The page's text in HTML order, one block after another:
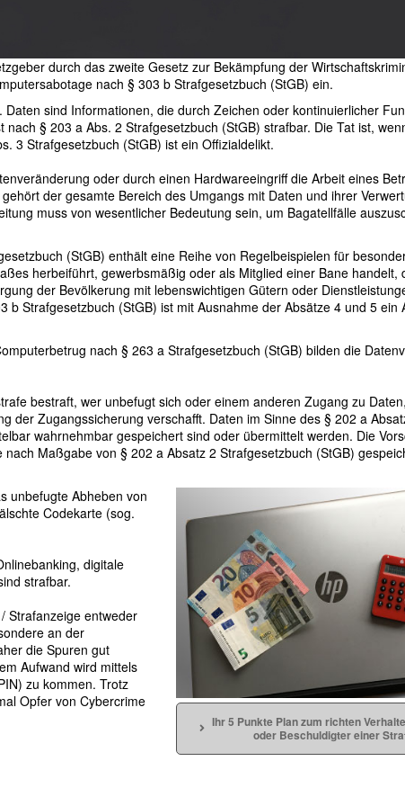
durch das zweite Gesetz zur Bekämpfung der
nach § 303 b Strafgesetzbuch (StGB) ein.
sind Informationen, die durch Zeichen oder kontinuierlicher
§ 203 a Abs. 2 Strafgesetzbuch (StGB) strafbar. Die Tat ist,
3 Strafgesetzbuch (StGB) ist ein Offizialdelikt.
oder durch einen Hardwareeingriff die Arbeit eines
der gesamte Bereich des Umgangs mit Daten und ihrer
muss von wesentlicher Bedeutung sein, um Bagatellfälle
(StGB) enthält eine Reihe von Regelbeispielen für
herbeiführt, gewerbsmäßig oder als Mitglied einer Bane handelt,
der Bevölkerung mit lebenswichtigen Gütern oder
Strafgesetzbuch (StGB) ist mit Ausnahme der Absätze 4 und 5 ein
nach § 263 a Strafgesetzbuch (StGB) bilden die
bestraft, wer unbefugt sich oder einem anderen Zugang zu
Zugangssicherung verschafft. Daten im Sinne des § 202 a
wahrnehmbar gespeichert sind oder übermittelt werden. Die
Maßgabe von § 202 a Absatz 2 Strafgesetzbuch (StGB)
unbefugte Abheben von
Codekarte (sog.
digitale
strafbar.
Strafanzeige entweder
an der
die Spuren gut
Aufwand wird mittels
zu kommen. Trotz
Opfer von Cybercrime
Ihr 5 Punkte Plan zum richten
oder Beschuldigter einer